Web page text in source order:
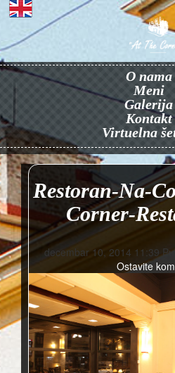
O nama
Meni
Galerija
Kontakt
Virtuelna
Restoran-Na-
Corner-
decembar 10, 2014 11:39
Ostavite